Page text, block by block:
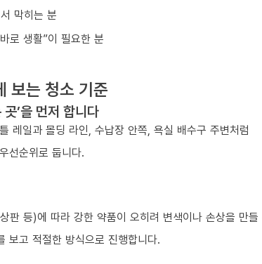
막히는 분
로 생활”이 필요한 분
보는 청소 기준
곳’을 먼저 합니다
레일과 몰딩 라인, 수납장 안쪽, 욕실 배수구 주변처럼
선순위로 둡니다.
판 등)에 따라 강한 약품이 오히려 변색이나 손상을 만들
보고 적절한 방식으로 진행합니다.